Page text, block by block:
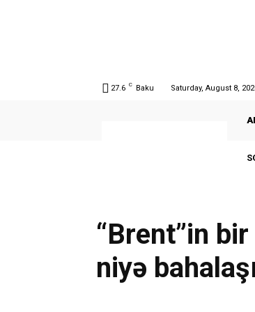
27.6 C Baku Saturday, August 8,
“Brent”in
niyə